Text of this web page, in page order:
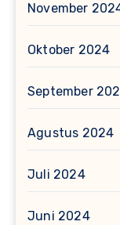
November
Oktober 2024
September
Agustus 2024
Juli 2024
Juni 2024